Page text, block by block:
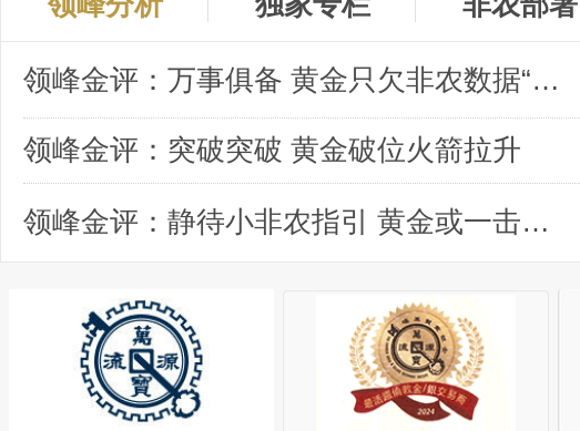
领峰金评：万事俱备 黄金只欠非农数据“东风”
领峰金评：突破突破 黄金破位火箭拉升
领峰金评：静待小非农指引 黄金或一击破局